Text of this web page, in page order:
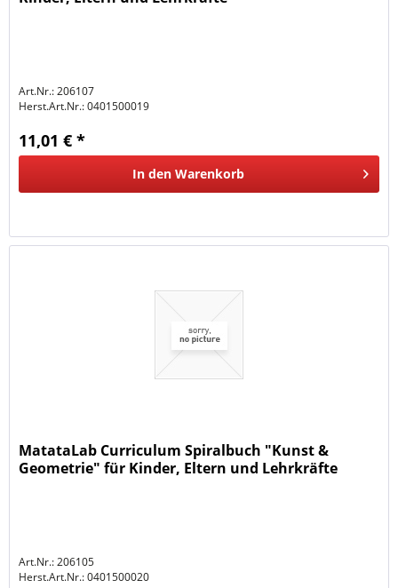
Art.Nr.: 206107
Herst.Art.Nr.:0401500019
11,01 € *
In den Warenkorb
MatataLab Curriculum Spiralbuch "Kunst &
Geometrie" für Kinder, Eltern und Lehrkräfte
Art.Nr.: 206105
Herst.Art.Nr.:0401500020